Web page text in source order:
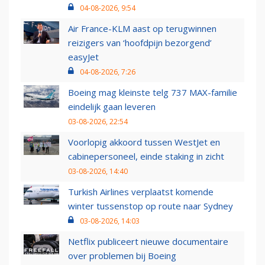
04-08-2026, 9:54
Air France-KLM aast op terugwinnen
reizigers van ‘hoofdpijn bezorgend’
easyJet
04-08-2026, 7:26
Boeing mag kleinste telg 737 MAX-familie
eindelijk gaan leveren
03-08-2026, 22:54
Voorlopig akkoord tussen WestJet en
cabinepersoneel, einde staking in zicht
03-08-2026, 14:40
Turkish Airlines verplaatst komende
winter tussenstop op route naar Sydney
03-08-2026, 14:03
Netflix publiceert nieuwe documentaire
over problemen bij Boeing